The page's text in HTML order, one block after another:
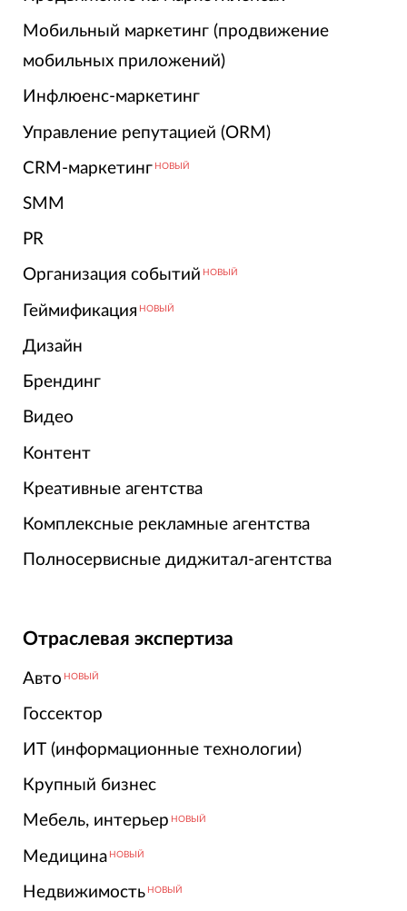
Мобильный маркетинг (продвижение
мобильных приложений)
Инфлюенс-маркетинг
Управление репутацией (ORM)
CRM-маркетинг НОВЫЙ
SMM
PR
Организация событий НОВЫЙ
Геймификация НОВЫЙ
Дизайн
Брендинг
Видео
Контент
Креативные агентства
Комплексные рекламные агентства
Полносервисные диджитал-агентства
Отраслевая экспертиза
Авто НОВЫЙ
Госсектор
ИТ (информационные технологии)
Крупный бизнес
Мебель, интерьер НОВЫЙ
Медицина НОВЫЙ
Недвижимость НОВЫЙ